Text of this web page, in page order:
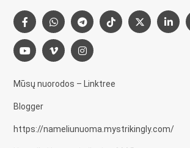
Mūsų nuorodos – Linktree
Blogger
https://nameliunuoma.mystrikingly.com/